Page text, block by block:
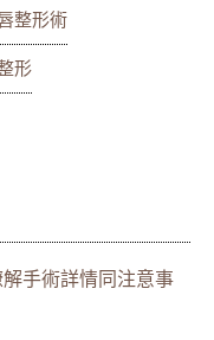
整形術
形
手術詳情同注意事